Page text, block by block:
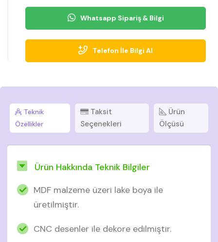
Whatsapp Sipariş & Bilgi
Telefon İle Bilgi Al
Teknik
Özellikler
Taksit
Seçenekleri
Ürün
Ölçüsü
Ürün Hakkında Teknik Bilgiler
MDF malzeme üzeri lake boya ile
üretilmiştir.
CNC desenler ile dekore edilmiştir.